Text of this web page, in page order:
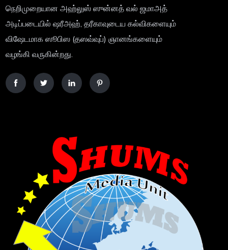
நெறிமுறையான அஹ்லுஸ் ஸுன்னத் வல் ஜமாஅத்
அடிப்படையில் ஷரீஅஹ், தரீகாவுடைய கல்விகளையும்
விஷேடமாக ஸூபிஸ (தஸவ்வுப்) ஞானங்களையும்
வழங்கி வருகின்றது.